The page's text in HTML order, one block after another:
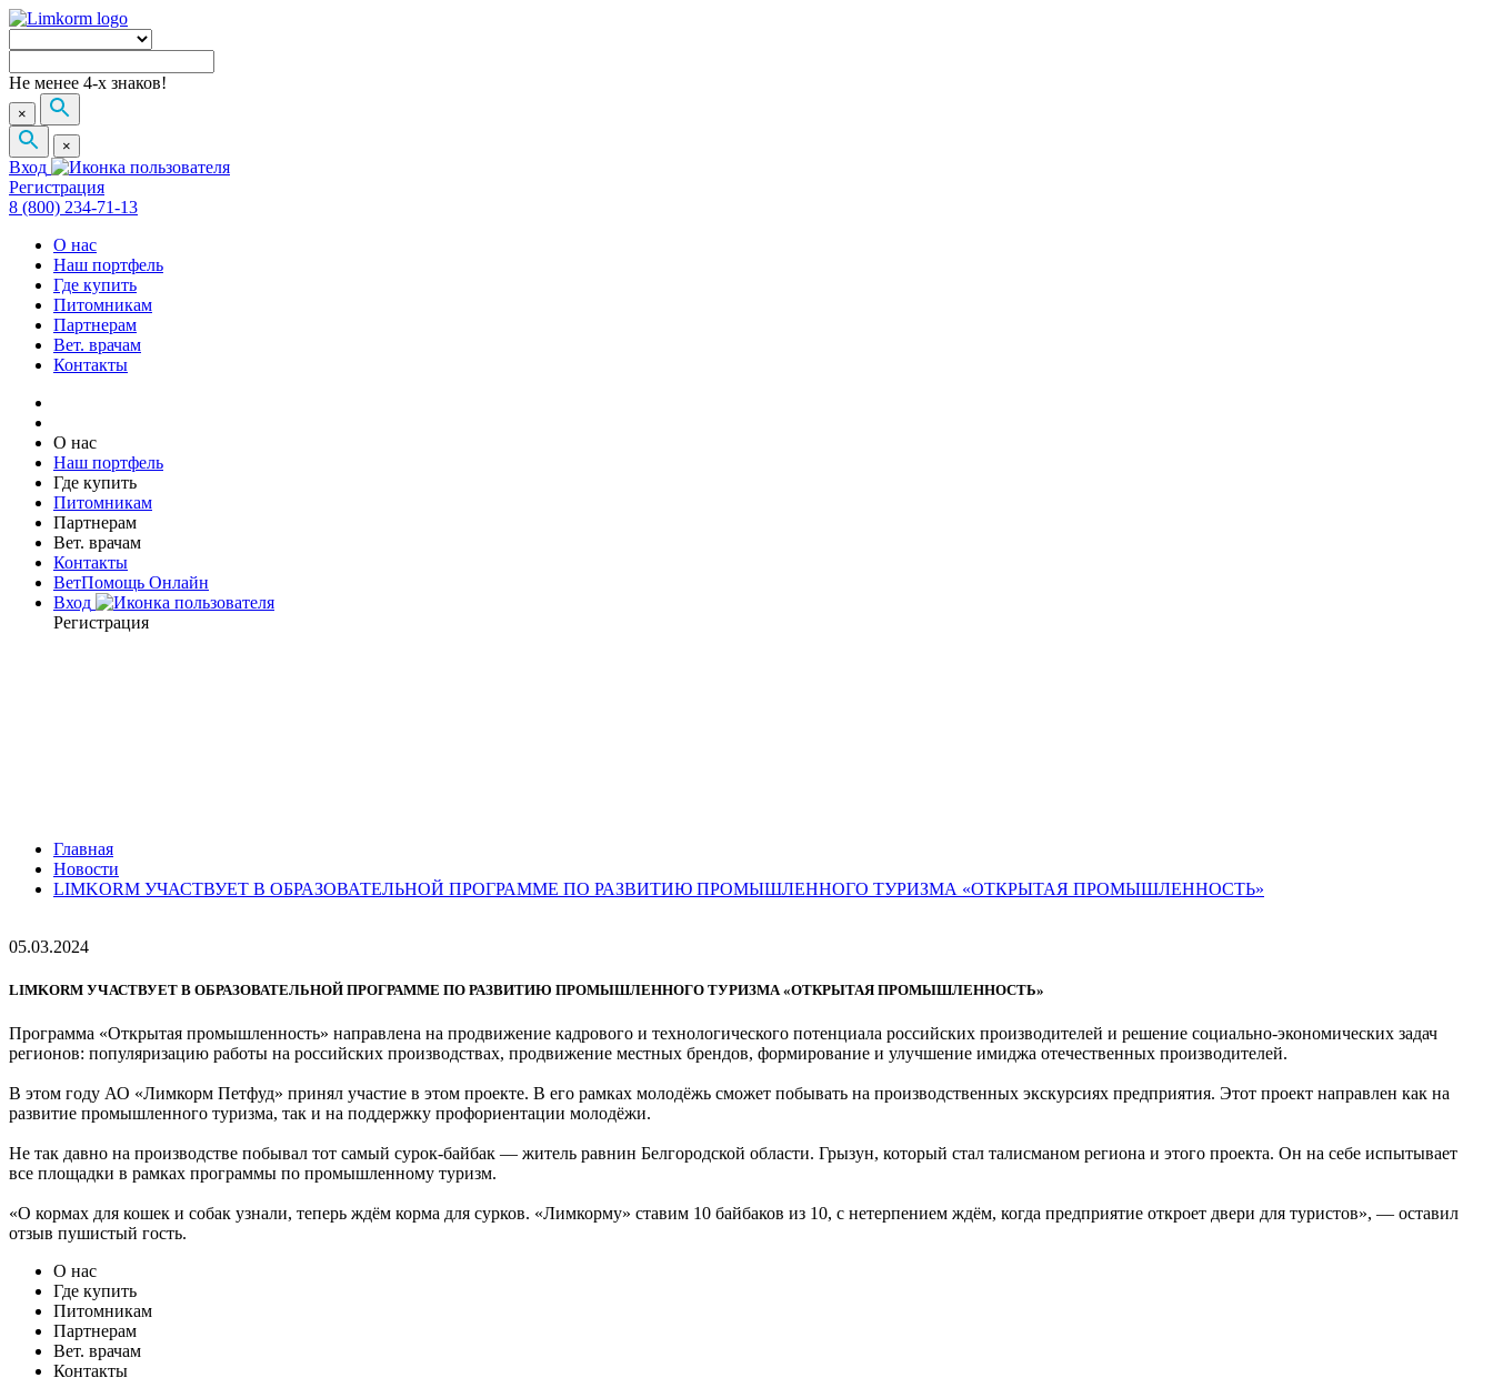
Не менее 4-х знаков!
×
×
Вход
Регистрация
8 (800) 234-71-13
О нас
Наш портфель
Где купить
Питомникам
Партнерам
Вет. врачам
Контакты
О нас
Наш портфель
Где купить
Питомникам
Партнерам
Вет. врачам
Контакты
ВетПомощь Онлайн
Вход
Регистрация
Главная
Новости
LIMKORM УЧАСТВУЕТ В ОБРАЗОВАТЕЛЬНОЙ ПРОГРАММЕ ПО РАЗВИТИЮ ПРОМЫШЛЕННОГО ТУРИЗМА «ОТКРЫТАЯ ПРОМЫШЛЕННОСТЬ»
05.03.2024
LIMKORM УЧАСТВУЕТ В ОБРАЗОВАТЕЛЬНОЙ ПРОГРАММЕ ПО РАЗВИТИЮ ПРОМЫШЛЕННОГО ТУРИЗМА «ОТКРЫТАЯ ПРОМЫШЛЕННОСТЬ»
Программа «Открытая промышленность» направлена на продвижение кадрового и технологического потенциала российских производителей и решение социально-экономических задач
регионов: популяризацию работы на российских производствах, продвижение местных брендов, формирование и улучшение имиджа отечественных производителей.
В этом году АО «Лимкорм Петфуд» принял участие в этом проекте. В его рамках молодёжь сможет побывать на производственных экскурсиях предприятия. Этот проект направлен как на
развитие промышленного туризма, так и на поддержку профориентации молодёжи.
Не так давно на производстве побывал тот самый сурок-байбак — житель равнин Белгородской области. Грызун, который стал талисманом региона и этого проекта. Он на себе испытывает
все площадки в рамках программы по промышленному туризм.
«О кормах для кошек и собак узнали, теперь ждём корма для сурков. «Лимкорму» ставим 10 байбаков из 10, с нетерпением ждём, когда предприятие откроет двери для туристов», — оставил
отзыв пушистый гость.
О нас
Где купить
Питомникам
Партнерам
Вет. врачам
Контакты